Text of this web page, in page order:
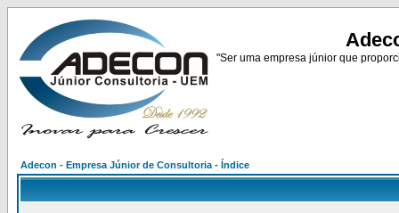
"Ser uma empresa júnior que
Adecon - Empresa Júnior de Consultoria - Índice